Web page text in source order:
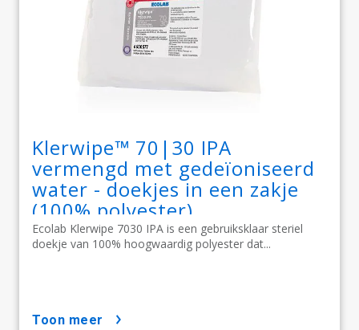
Klerwipe™ 70|30 IPA
vermengd met gedeïoniseerd
water - doekjes in een zakje
(100% polyester)
Ecolab Klerwipe 7030 IPA is een gebruiksklaar steriel
doekje van 100% hoogwaardig polyester dat...
toon meer